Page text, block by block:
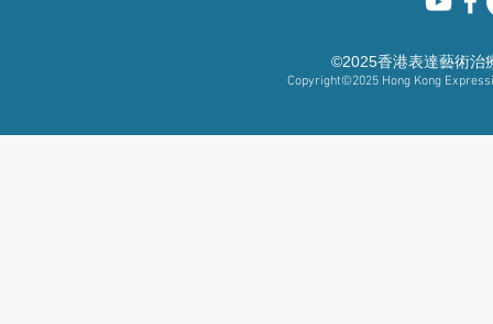
©2025香港表達藝術治
Copyright©2025 Hong Kong